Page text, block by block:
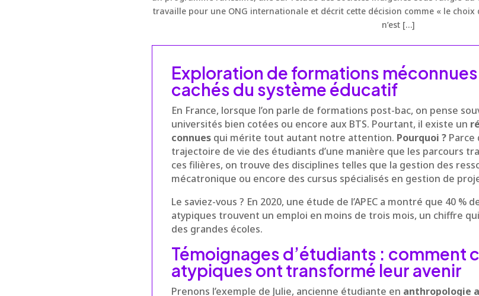
travaille pour une ONG internationale et décrit cette décision comme « le choix
n’est […]
Exploration de formations
cachés du système éducatif
En France, lorsque l’on parle de formations post-bac, on pense
universités bien cotées ou encore aux BTS. Pourtant, il existe un
connues qui mérite tout autant notre attention. Pourquoi ? Parce
trajectoire de vie des étudiants d’une manière que les parcours
ces filières, on trouve des disciplines telles que la gestion des
mécatronique ou encore des cursus spécialisés en gestion de
Le saviez-vous ? En 2020, une étude de l’APEC a montré que 40 %
atypiques trouvent un emploi en moins de trois mois, un chiffre
des grandes écoles.
Témoignages d’étudiants : comment
atypiques ont transformé leur avenir
Prenons l’exemple de Julie, ancienne étudiante en anthropologie